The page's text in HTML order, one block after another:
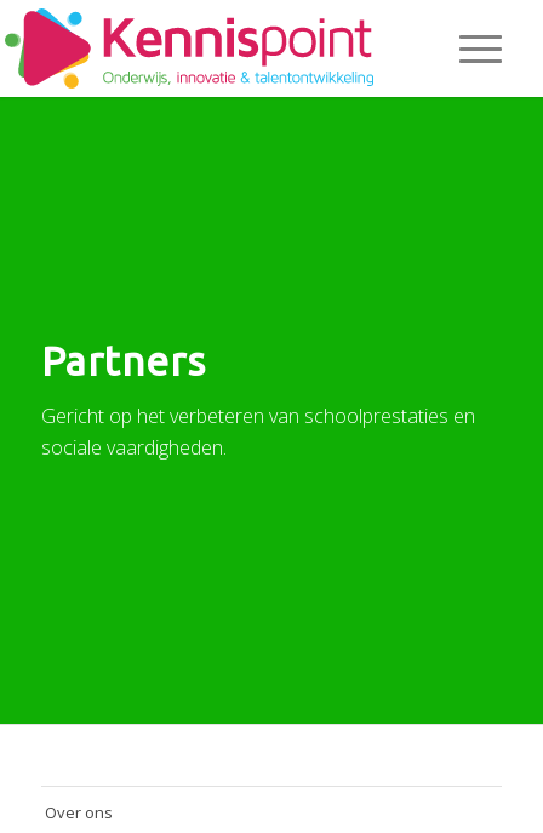
Partners
Gericht op het verbeteren van schoolprestaties en
sociale vaardigheden.
Over ons